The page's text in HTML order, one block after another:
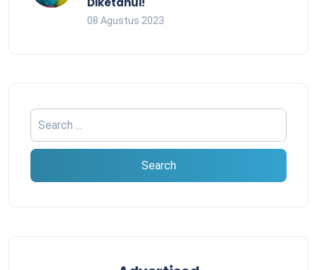
08 Agustus 2023